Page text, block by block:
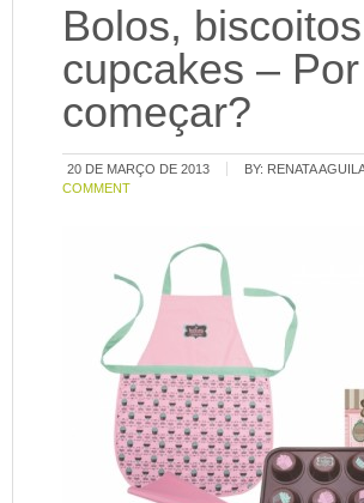
Bolos,
cupcakes –
começar?
20 DE MARÇO DE 2013 BY: RENATA
COMMENT